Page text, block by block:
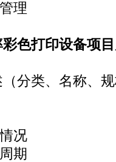
理
色打印设备项
类、名称、规
况
期